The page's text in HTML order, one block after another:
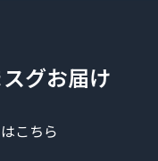
グお届け
こちら